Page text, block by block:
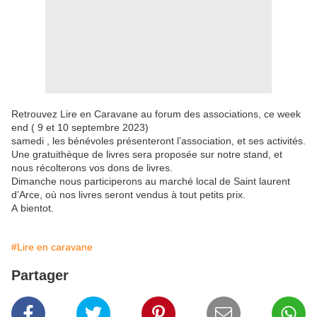
Retrouvez Lire en Caravane au forum des associations, ce week
end ( 9 et 10 septembre 2023)
samedi , les bénévoles présenteront l’association, et ses activités.
Une gratuithèque de livres sera proposée sur notre stand, et
nous récolterons vos dons de livres.
Dimanche nous participerons au marché local de Saint laurent
d’Arce, où nos livres seront vendus à tout petits prix.
A bientot.
#Lire en caravane
Partager